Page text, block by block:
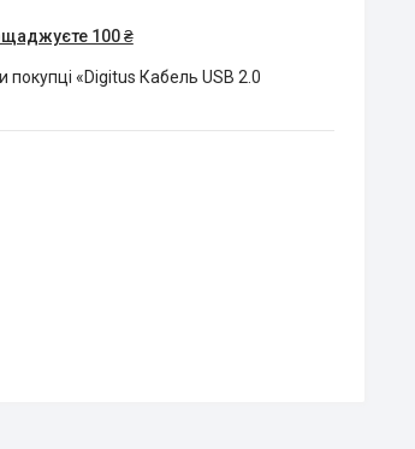
100 ₴
«Digitus Кабель USB 2.0